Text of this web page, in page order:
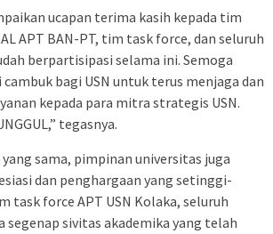
ucapan terima kasih kepada tim
APT BAN-PT, tim task force, dan seluruh
berpartisipasi selama ini. Semoga
bagi USN untuk terus menjaga dan
kepada para mitra strategis USN.
tegasnya.
sama, pimpinan universitas juga
dan penghargaan yang setinggi-
task force APT USN Kolaka, seluruh
sivitas akademika yang telah